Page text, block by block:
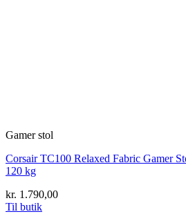
Gamer stol
Corsair TC100 Relaxed Fabric Gamer
120 kg
kr. 1.790,00
Til butik